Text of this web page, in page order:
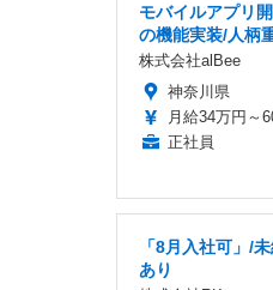
モバイルアプリ
の機能実装/人柄
株式会社alBee
神奈川県
月給34万円～
正社員
「8月入社可」/
あり